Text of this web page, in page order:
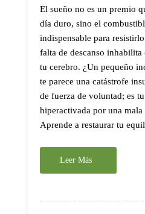
El sueño no es un premio
día duro, sino el
indispensable para
falta de descanso
tu cerebro. ¿Un pequeño
te parece una catástrofe
de fuerza de voluntad; es
hiperactivada por una mala
Aprende a restaurar tu
Leer Más